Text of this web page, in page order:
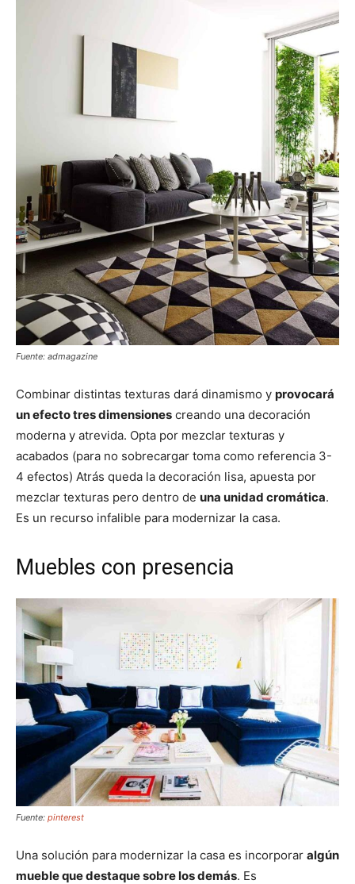
Fuente: admagazine
Combinar distintas texturas dará dinamismo y provocará
un efecto tres dimensiones creando una decoración
moderna y atrevida. Opta por mezclar texturas y
acabados (para no sobrecargar toma como referencia 3-
4 efectos) Atrás queda la decoración lisa, apuesta por
mezclar texturas pero dentro de una unidad cromática.
Es un recurso infalible para modernizar la casa.
Muebles con presencia
Fuente: pinterest
Una solución para modernizar la casa es incorporar algún
mueble que destaque sobre los demás. Es